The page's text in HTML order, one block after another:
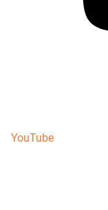
YouTube